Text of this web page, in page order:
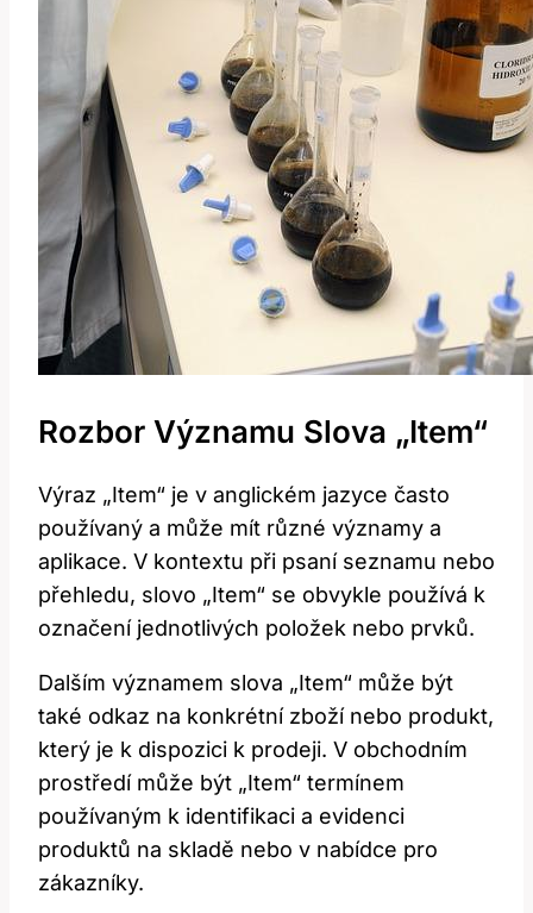
Rozbor Významu Slova „Item“
Výraz „Item“ je v anglickém jazyce často
používaný a může mít různé významy a
aplikace. V kontextu při psaní seznamu nebo
přehledu, slovo „Item“ se obvykle používá k
označení jednotlivých položek nebo prvků.
Dalším významem slova „Item“ může být
také odkaz na konkrétní zboží nebo produkt,
který je k dispozici k prodeji. V obchodním
prostředí může být „Item“ termínem
používaným k identifikaci a evidenci
produktů na skladě nebo v nabídce pro
zákazníky.